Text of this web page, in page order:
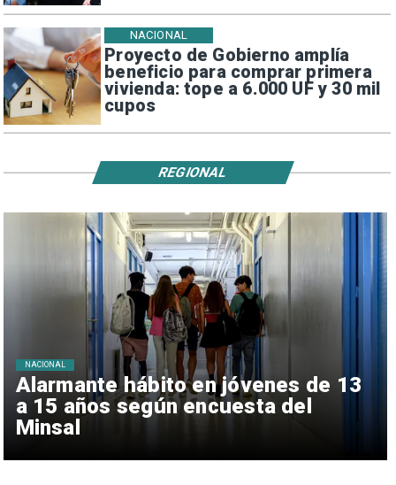
Proyecto de Gobierno amplía
beneficio para comprar primera
vivienda: tope a 6.000 UF y 30 mil
cupos
NACIONAL
Alarmante hábito en jóvenes de 13
a 15 años según encuesta del
Minsal
NACIONAL
REGIONAL